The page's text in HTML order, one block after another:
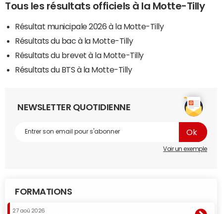
Tous les résultats officiels à la Motte-Tilly
Résultat municipale 2026 à la Motte-Tilly
Résultats du bac à la Motte-Tilly
Résultats du brevet à la Motte-Tilly
Résultats du BTS à la Motte-Tilly
NEWSLETTER QUOTIDIENNE
Voir un exemple
FORMATIONS
27 aoû 2026